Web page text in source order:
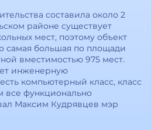
составила около 2
районе существует
мест, поэтому объект
самая большая по площади
вместимостью 975 мест.
инженерную
компьютерный класс, класс
все функционально
Максим Кудрявцев мэр